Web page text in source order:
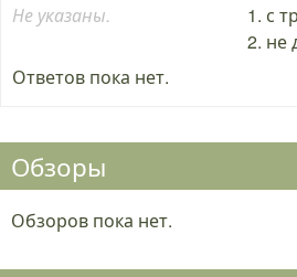
Не указаны.
1. с
2. не
Ответов пока нет.
Обзоры
Обзоров пока нет.